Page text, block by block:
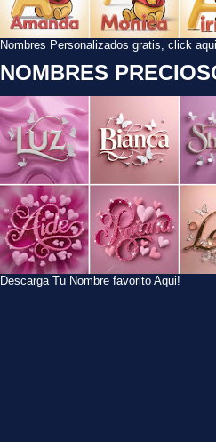
Nombres Personalizados gratis, click
NOMBRES
Descarga Tu Nombre favorito Aqui!